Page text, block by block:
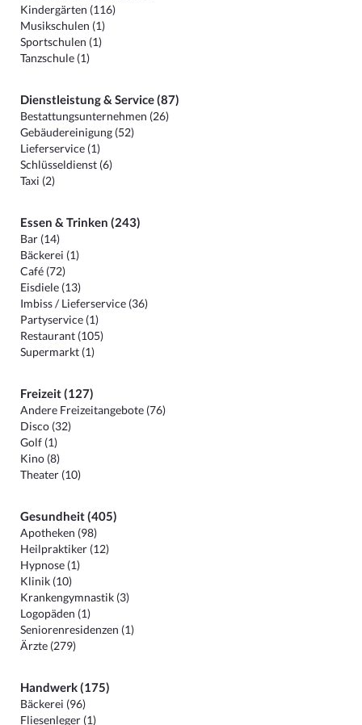
Kindergärten (116)
Musikschulen (1)
Sportschulen (1)
Tanzschule (1)
Dienstleistung & Service (87)
Bestattungsunternehmen (26)
Gebäudereinigung (52)
Lieferservice (1)
Schlüsseldienst (6)
Taxi (2)
Essen & Trinken (243)
Bar (14)
Bäckerei (1)
Café (72)
Eisdiele (13)
Imbiss / Lieferservice (36)
Partyservice (1)
Restaurant (105)
Supermarkt (1)
Freizeit (127)
Andere Freizeitangebote (76)
Disco (32)
Golf (1)
Kino (8)
Theater (10)
Gesundheit (405)
Apotheken (98)
Heilpraktiker (12)
Hypnose (1)
Klinik (10)
Krankengymnastik (3)
Logopäden (1)
Seniorenresidenzen (1)
Ärzte (279)
Handwerk (175)
Bäckerei (96)
Fliesenleger (1)